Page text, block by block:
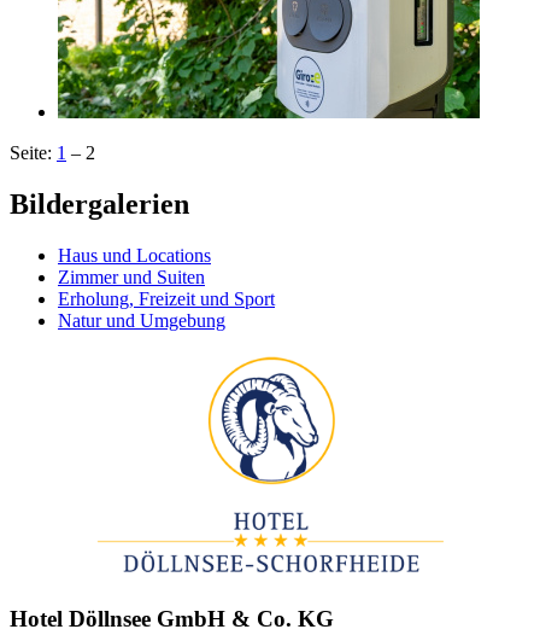
Seite: 1 – 2
Bildergalerien
Haus und Locations
Zimmer und Suiten
Erholung, Freizeit und Sport
Natur und Umgebung
Hotel Döllnsee GmbH & Co. KG